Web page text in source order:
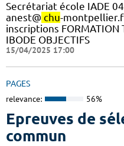
Secrétariat école IADE
anest@ chu-
inscriptions FORMATION
IBODE OBJECTIFS
15/04/2025 17:00
PAGES
relevance: 56%
Epreuves de
commun